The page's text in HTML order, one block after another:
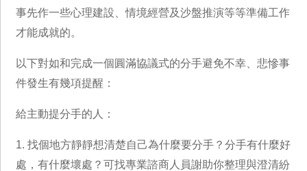
事先作一些心理建設、情境經營及沙盤推演等等準備工作
才能成就的。
以下對如和完成一個圓滿協議式的分手避免不幸、悲慘事
件發生有幾項提醒：
給主動提分手的人：
1. 找個地方靜靜想清楚自己為什麼要分手？分手有什麼好
處，有什麼壞處？可找專業諮商人員謝助你整理與澄清紛